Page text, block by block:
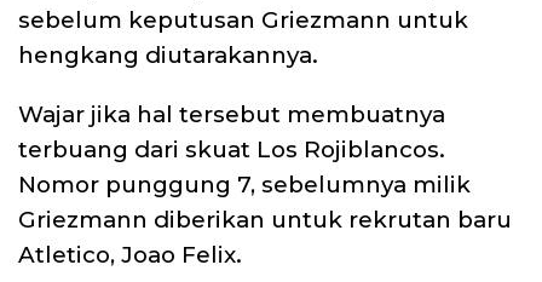
sebelum keputusan Griezmann untuk
hengkang diutarakannya.
Wajar jika hal tersebut membuatnya
terbuang dari skuat Los Rojiblancos.
Nomor punggung 7, sebelumnya milik
Griezmann diberikan untuk rekrutan baru
Atletico, Joao Felix.